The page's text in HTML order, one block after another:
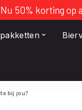
Nu 50% korting op
bij jou?